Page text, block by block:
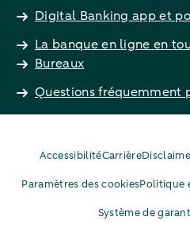
Digital Banking app et
La banque en ligne en
Bureaux
Questions fréquemment
AccessibilitéCarrière
Paramètres des cookiesPolitique
Système de